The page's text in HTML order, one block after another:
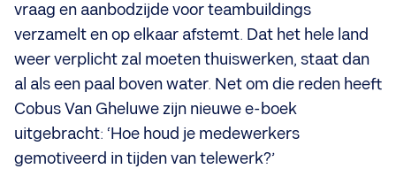
vraag en aanbodzijde voor teambuildings
verzamelt en op elkaar afstemt. Dat het hele land
weer verplicht zal moeten thuiswerken, staat dan
al als een paal boven water. Net om die reden heeft
Cobus Van Gheluwe zijn nieuwe e-boek
uitgebracht: ‘Hoe houd je medewerkers
gemotiveerd in tijden van telewerk?’